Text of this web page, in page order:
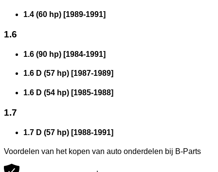
1.4 (60 hp) [1989-1991]
1.6
1.6 (90 hp) [1984-1991]
1.6 D (57 hp) [1987-1989]
1.6 D (54 hp) [1985-1988]
1.7
1.7 D (57 hp) [1988-1991]
Voordelen van het kopen van auto onderdelen bij B-Parts